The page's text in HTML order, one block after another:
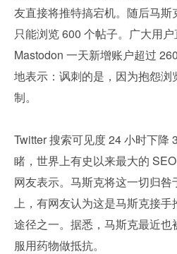
友直接将推特搞宕机。随后马
只能浏览 600 个帖子。广大用
Mastodon 一天新增账户超过
地表示：讽刺的是，因为抱怨
制。
Twitter 搜索可见度 24 小时下降
睹，世界上有史以来最大的
网友表示。马斯克将这一切归
上，有网友认为这是马斯克接
途径之一。据悉，马斯克最近
服用药物做抵抗。